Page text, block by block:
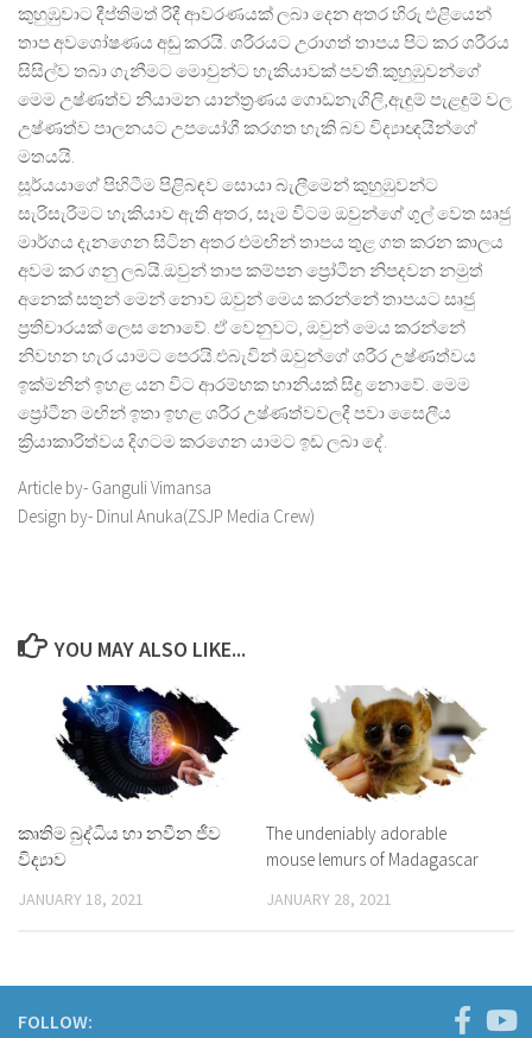
කුහුඹුවාට දීප්තිමත් රිදී ආවරණයක් ලබා දෙන අතර හිරු එළියෙන්
තාප අවශෝෂණය අඩු කරයි. ශරීරයට උරාගත් තාපය පිට කර ශරීරය
සිසිල්ව තබා ගැනීමට මොවුන්ට හැකියාවක් පවතී.කුහුඹුවන්ගේ
මෙම උෂ්ණත්ව නියාමන යාන්ත්රණය ගොඩනැගිලි,ඇඳුම් පැළඳුම් වල
උෂ්ණත්ව පාලනයට උපයෝගී කරගත හැකි බව විද්යාඥයින්ගේ
මතයයි.
සූර්යයාගේ පිහිටීම පිළිබඳව සොයා බැලීමෙන් කුහුඹුවන්ට
සැරිසැරීමට හැකියාව ඇති අතර, සෑම විටම ඔවුන්ගේ ගුල් වෙත සෘජු
මාර්ගය දැනගෙන සිටින අතර එමඟින් තාපය තුළ ගත කරන කාලය
අවම කර ගනු ලබයි.ඔවුන් තාප කම්පන ප්රෝටීන නිපදවන නමුත්
අනෙක් සතුන් මෙන් නොව ඔවුන් මෙය කරන්නේ තාපයට සෘජු
ප්රතිචාරයක් ලෙස නොවේ. ඒ වෙනුවට, ඔවුන් මෙය කරන්නේ
නිවහන හැර යාමට පෙරයි.එබැවින් ඔවුන්ගේ ශරීර උෂ්ණත්වය
ඉක්මනින් ඉහළ යන විට ආරම්භක හානියක් සිදු නොවේ. මෙම
ප්රෝටීන මඟින් ඉතා ඉහළ ශරීර උෂ්ණත්වවලදී පවා සෛලීය
ක්රියාකාරිත්වය දිගටම කරගෙන යාමට ඉඩ ලබා දේ.
Article by- Ganguli Vimansa
Design by- Dinul Anuka(ZSJP Media Crew)
YOU MAY ALSO LIKE...
කෘතිම බුද්ධිය හා නවීන ජීව
විද්‍යාව
JANUARY 18, 2021
The undeniably adorable
mouse lemurs of Madagascar
JANUARY 28, 2021
FOLLOW: